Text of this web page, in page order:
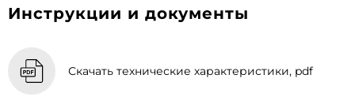
Инструкции и документы
Скачать технические характеристики, pdf